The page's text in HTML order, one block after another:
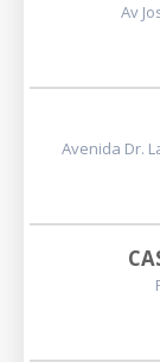
Av
Avenida Dr.